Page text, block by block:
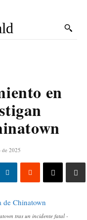
en
de 2025
tras un incidente fatal -